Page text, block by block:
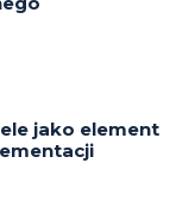
jako element